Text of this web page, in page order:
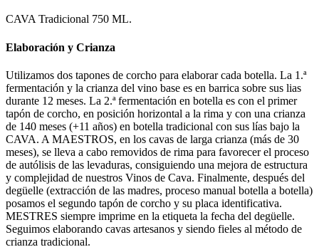
CAVA Tradicional 750 ML.
Elaboración y Crianza
Utilizamos dos tapones de corcho para elaborar cada botella. La 1.ª
fermentación y la crianza del vino base es en barrica sobre sus lias
durante 12 meses. La 2.ª fermentación en botella es con el primer
tapón de corcho, en posición horizontal a la rima y con una crianza
de 140 meses (+11 años) en botella tradicional con sus lías bajo la
CAVA. A MAESTROS, en los cavas de larga crianza (más de 30
meses), se lleva a cabo removidos de rima para favorecer el proceso
de autólisis de las levaduras, consiguiendo una mejora de estructura
y complejidad de nuestros Vinos de Cava. Finalmente, después del
degüelle (extracción de las madres, proceso manual botella a botella)
posamos el segundo tapón de corcho y su placa identificativa.
MESTRES siempre imprime en la etiqueta la fecha del degüelle.
Seguimos elaborando cavas artesanos y siendo fieles al método de
crianza tradicional.